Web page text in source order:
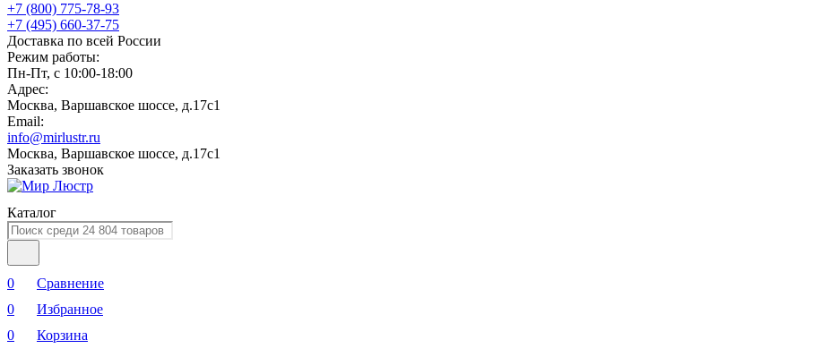
+7 (800) 775-78-93
+7 (495) 660-37-75
Доставка по всей России
Режим работы:
Пн-Пт, с 10:00-18:00
Адрес:
Москва, Варшавское шоссе, д.17c1
Email:
info@mirlustr.ru
Москва, Варшавское шоссе, д.17c1
Заказать звонок
Каталог
0
Сравнение
0
Избранное
0
Корзина